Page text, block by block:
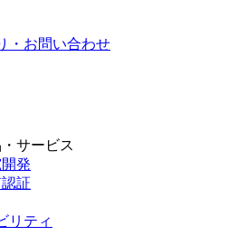
・お問い合わせ
サービス
発
証
リティ